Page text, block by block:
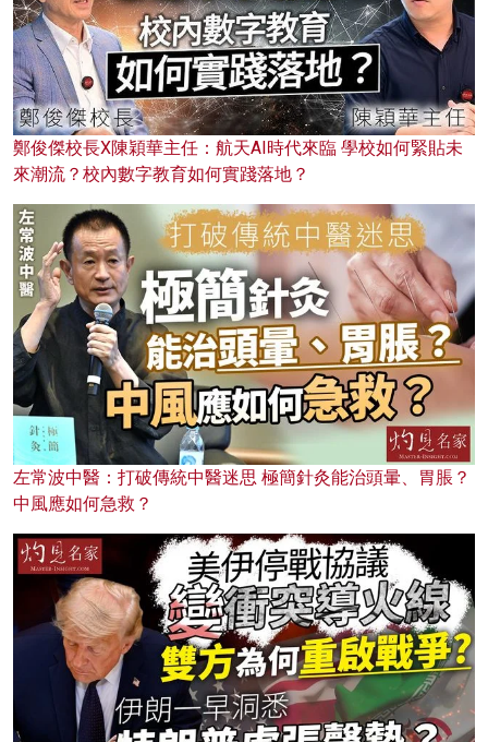
鄭俊傑校長X陳穎華主任：航天AI時代來臨 學校如何緊貼未
來潮流？校內數字教育如何實踐落地？
左常波中醫：打破傳統中醫迷思 極簡針灸能治頭暈、胃脹？
中風應如何急救？